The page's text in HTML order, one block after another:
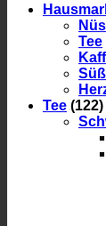
Tee
Tee (122)